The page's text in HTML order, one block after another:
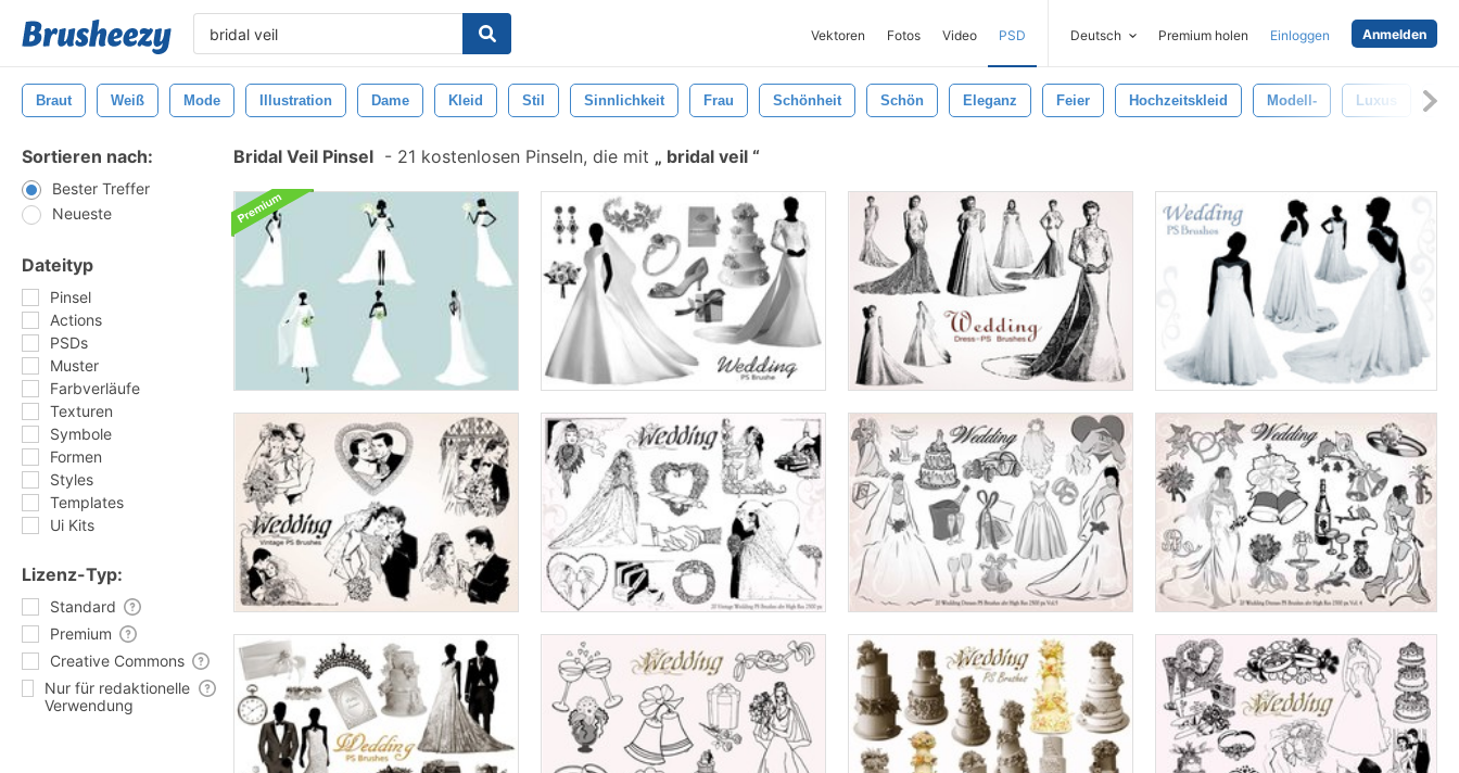
Vektoren Fotos Video PSD Deutsch Premium holen Einloggen Anmelden
Braut Weiß Mode Illustration Dame Kleid Stil Sinnlichkeit Frau Schönheit Schön Eleganz Feier Hochzeitskleid Modell- Luxus
Sortieren nach:
Bester Treffer
Neueste
Dateityp
Pinsel
Actions
PSDs
Muster
Farbverläufe
Texturen
Symbole
Formen
Styles
Templates
Ui Kits
Lizenz-Typ:
Standard
Premium
Creative Commons
Nur für redaktionelle
Verwendung
Bridal Veil Pinsel - 21 kostenlosen Pinseln, die mit bridal veil